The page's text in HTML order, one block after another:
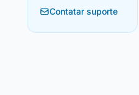
Contatar suporte